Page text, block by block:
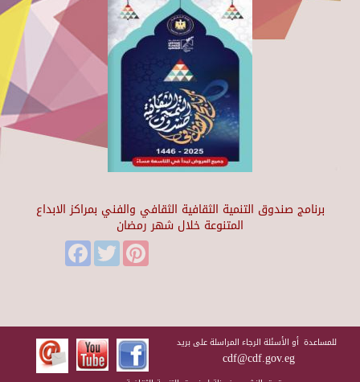
برنامج صندوق التنمية الثقافية الثقافي والفني بمراكز الابداع
المتنوعة خلال شهر رمضان
FacebookTwitter
للمساعدة أو الأسئلة الرجاء المراسلة على بريد
cdf@cdf.gov.eg